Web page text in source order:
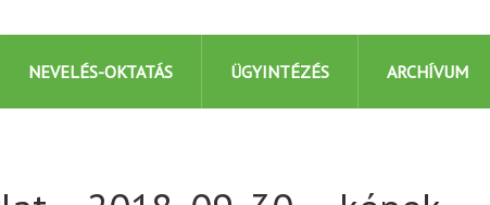
NEVELÉS-OKTATÁS ÜGYINTÉZÉS ARCHÍVUM